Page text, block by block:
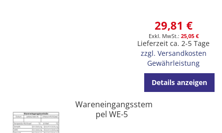
29,81 €
25,05 €
Lieferzeit ca. 2-5 Tage
zzgl. Versandkosten
Gewährleistung
Details anzeigen
Wareneingangsstem
pel WE-5